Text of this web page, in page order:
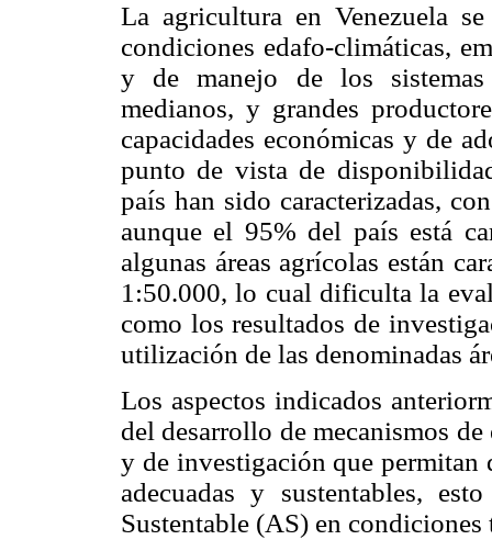
La agricultura en Venezuela
condiciones edafo-climáticas,
y de manejo de los
medianos, y grandes
capacidades económicas y de
punto de vista de
país han sido caracterizadas,
aunque el 95% del país está
algunas áreas agrícolas están
1:50.000, lo cual dificulta la
como los resultados de
utilización de las denominadas
Los aspectos indicados
del desarrollo de mecanismos
y de investigación que permitan
adecuadas y sustentables,
Sustentable (AS) en condiciones